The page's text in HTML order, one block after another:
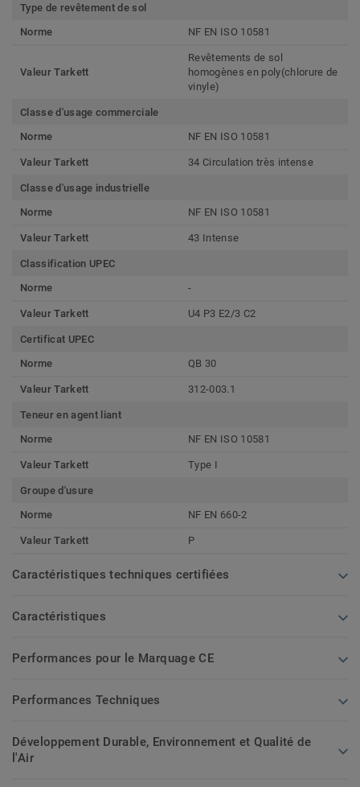
Type de revêtement de sol
Norme
NF EN ISO 10581
Valeur Tarkett
Revêtements de sol
homogènes en poly(chlorure de
vinyle)
Classe d'usage commerciale
Norme
NF EN ISO 10581
Valeur Tarkett 34 Circulation très intense
Classe d'usage industrielle
Norme
NF EN ISO 10581
Valeur Tarkett 43 Intense
Classification UPEC
Norme
-
Valeur Tarkett U4 P3 E2/3 C2
Certificat UPEC
Norme
QB 30
Valeur Tarkett 312-003.1
Teneur en agent liant
Norme
NF EN ISO 10581
Valeur Tarkett Type I
Groupe d'usure
Norme
NF EN 660-2
Valeur Tarkett P
Caractéristiques techniques certifiées
Caractéristiques
Performances pour le Marquage CE
Performances Techniques
Développement Durable, Environnement et Qualité de
l'Air